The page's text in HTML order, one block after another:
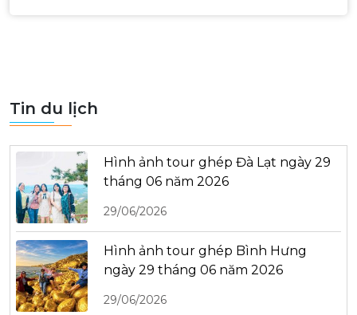
Tin du lịch
Hình ảnh tour ghép Đà Lạt ngày 29
tháng 06 năm 2026
29/06/2026
Hình ảnh tour ghép Bình Hưng
ngày 29 tháng 06 năm 2026
29/06/2026